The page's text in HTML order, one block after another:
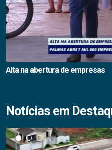
Alta na abertura de empresas
Notícias em